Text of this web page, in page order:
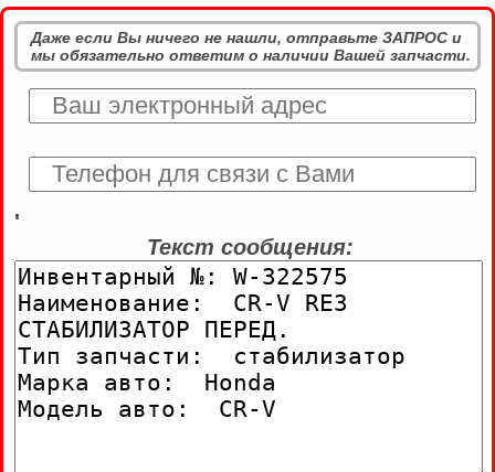
Даже если Вы ничего не нашли, отправьте ЗАПРОС и
мы обязательно ответим о наличии Вашей запчасти.
'
Текст сообщения: